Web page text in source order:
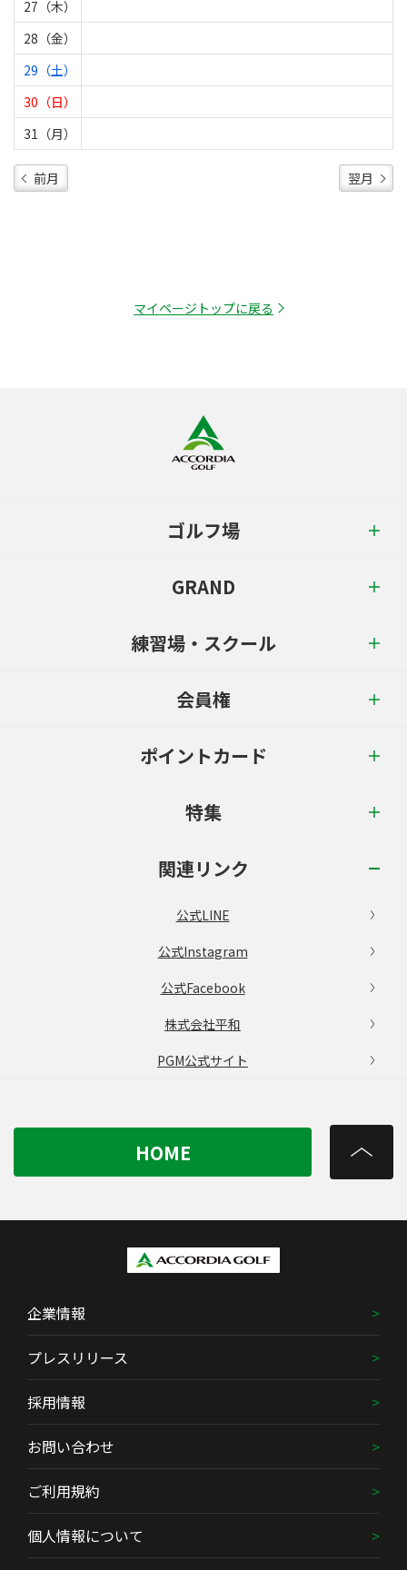
27（木）
28（金）
29（土）
30（日）
31（月）
前月 翌月
マイページトップに戻る
ゴルフ場
GRAND
練習場・スクール
会員権
ポイントカード
特集
関連リンク
公式LINE
公式Instagram
公式Facebook
株式会社平和
PGM公式サイト
HOME
企業情報
プレスリリース
採用情報
お問い合わせ
ご利用規約
個人情報について